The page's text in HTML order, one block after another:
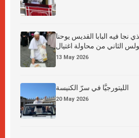
نجا فيه البابا القديس يوحنا
الثاني من محاولة اغتيال
13 May 2026
الليتورجيَّا في سرّ الكنيسة
20 May 2026